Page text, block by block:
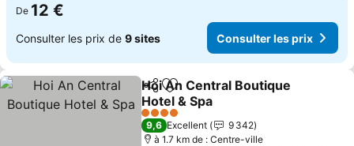
De 12 €
Consulter les prix de 9 sites Consulter les prix
PartagerAjouter à mes favoris
Hoi An Central Boutique
Hotel & Spa
4 Étoiles
9,6 Excellent
9 342
à 1.7 km de : Centre-ville